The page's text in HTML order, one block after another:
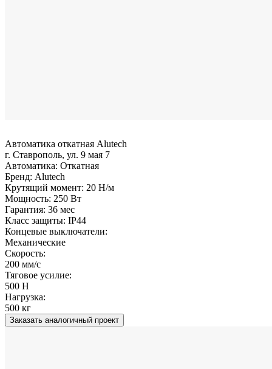
Автоматика откатная Alutech
г. Ставрополь, ул. 9 мая 7
Автоматика: Откатная
Бренд: Alutech
Крутящий момент: 20 Н/м
Мощность: 250 Вт
Гарантия: 36 мес
Класс защиты: IP44
Концевые выключатели:
Механические
Скорость:
200 мм/с
Тяговое усилие:
500 Н
Нагрузка:
500 кг
Заказать аналогичный проект